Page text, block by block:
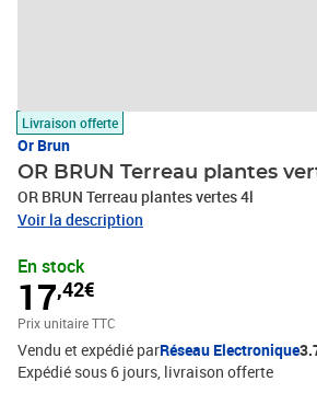
Livraison offerte
Or Brun
OR BRUN Terreau plantes
OR BRUN Terreau plantes vertes 4l
Voir la description
En stock
17,42€
Prix unitaire TTC
Vendu et expédié parRéseau Electronique
Expédié sous 6 jours livraison offerte